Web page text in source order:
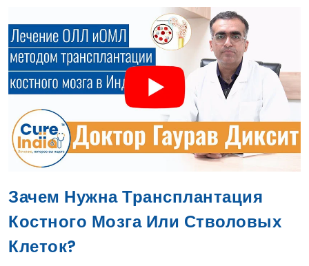
Зачем Нужна Трансплантация
Костного Мозга Или Стволовых
Клеток?